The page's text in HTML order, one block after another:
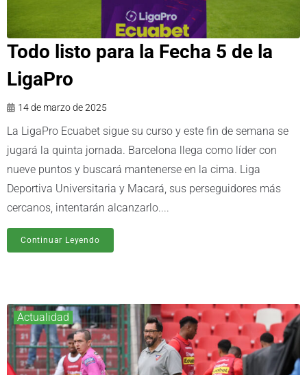
Todo listo para la Fecha 5 de la
LigaPro
14 de marzo de 2025
La LigaPro Ecuabet sigue su curso y este fin de semana se
jugará la quinta jornada. Barcelona llega como líder con
nueve puntos y buscará mantenerse en la cima. Liga
Deportiva Universitaria y Macará, sus perseguidores más
cercanos, intentarán alcanzarlo....
Continuar Leyendo
Actualidad